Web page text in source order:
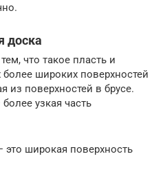
доска
что такое пласть и
широких поверхностей
из поверхностей в брусе.
узкая часть
это широкая поверхность